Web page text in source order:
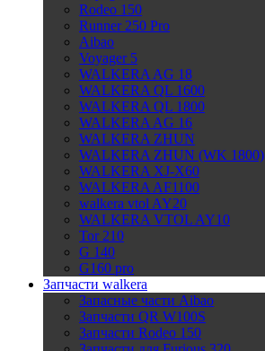
Rodeo 150
Runner 250 Pro
Aibao
Voyager 5
WALKERA AG 18
WALKERA QL 1600
WALKERA QL 1800
WALKERA AG 16
WALKERA ZHUN
WALKERA ZHUN (WK 1800)
WALKERA XJ-X60
WALKERA AF1100
walkera vtol AY20
WALKERA VTOL AY10
Tor 210
G 140
G160 pro
Запчасти walkera
Запасные части Aibao
Запчасти QR W100S
Запчасти Rodeo 150